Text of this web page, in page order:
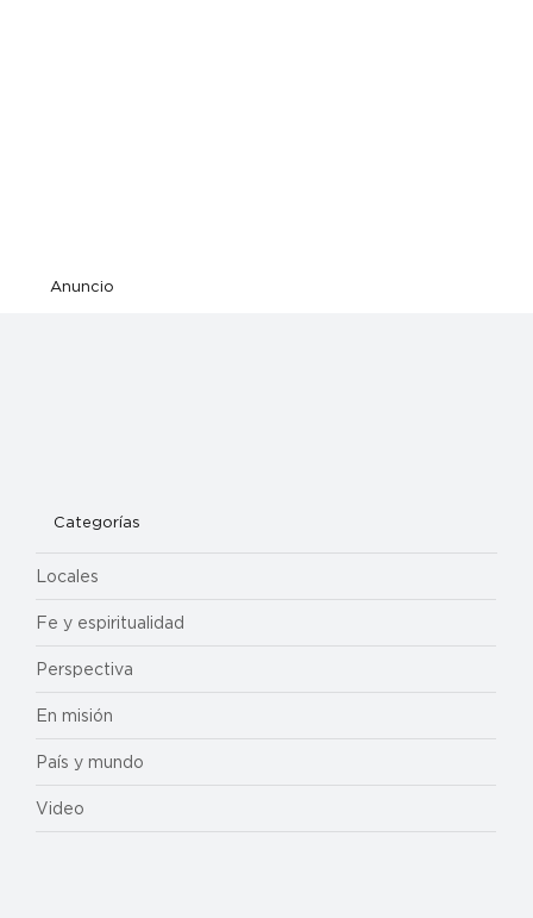
Anuncio
Categorías
Locales
Fe y espiritualidad
Perspectiva
En misión
País y mundo
Video